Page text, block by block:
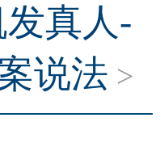
发真人-
说法 >